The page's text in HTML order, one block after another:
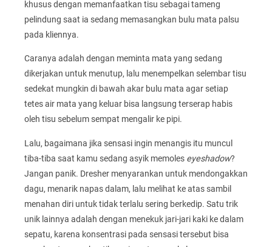
khusus dengan memanfaatkan tisu sebagai tameng
pelindung saat ia sedang memasangkan bulu mata palsu
pada kliennya.
Caranya adalah dengan meminta mata yang sedang
dikerjakan untuk menutup, lalu menempelkan selembar tisu
sedekat mungkin di bawah akar bulu mata agar setiap
tetes air mata yang keluar bisa langsung terserap habis
oleh tisu sebelum sempat mengalir ke pipi.
Lalu, bagaimana jika sensasi ingin menangis itu muncul
tiba-tiba saat kamu sedang asyik memoles eyeshadow?
Jangan panik. Dresher menyarankan untuk mendongakkan
dagu, menarik napas dalam, lalu melihat ke atas sambil
menahan diri untuk tidak terlalu sering berkedip. Satu trik
unik lainnya adalah dengan menekuk jari-jari kaki ke dalam
sepatu, karena konsentrasi pada sensasi tersebut bisa